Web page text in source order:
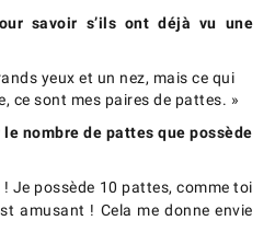
savoir s’ils ont déjà vu une
yeux et un nez, mais ce qui
ce sont mes paires de pattes. »
nombre de pattes que possède
Je possède 10 pattes, comme toi
amusant ! Cela me donne envie